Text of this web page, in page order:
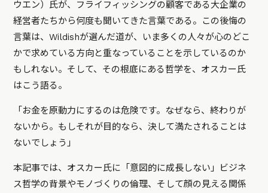
ウエン）氏が、フライフィッシングの顧客である大企業の
経営者たちから何度も聞いてきた言葉である。この後悔の
言葉は、Wildishが選んだ道が、いま多くの人々が心のどこ
かで求めている方向と重なっていることを示しているのか
もしれない。そして、その根底にある哲学を、オスカー氏
はこう語る。
「お金を原動力にするのは危険です。なぜなら、終わりが
ないから。もしそれが目的なら、決して満たされることは
ないでしょう」
本記事では、オスカー氏に「意図的に成長しない」ビジネ
ス哲学の背景やモノづくりの倫理、そして顔の見える関係